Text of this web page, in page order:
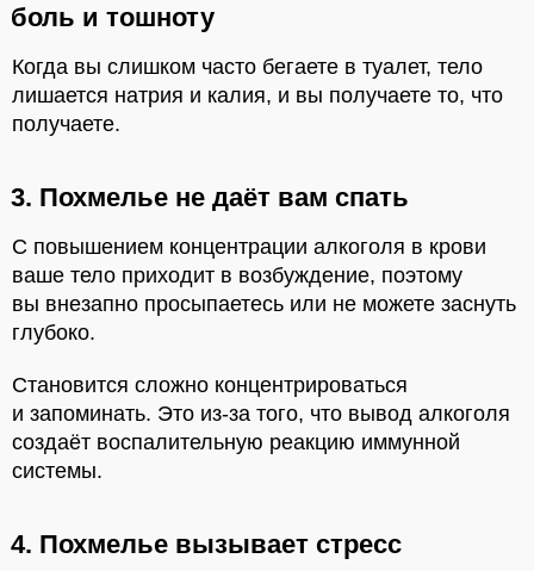
боль и тошноту
Когда вы слишком часто бегаете в туалет, тело
лишается натрия и калия, и вы получаете то, что
получаете.
3. Похмелье не даёт вам спать
С повышением концентрации алкоголя в крови
ваше тело приходит в возбуждение, поэтому
вы внезапно просыпаетесь или не можете заснуть
глубоко.
Становится сложно концентрироваться
и запоминать. Это из-за того, что вывод алкоголя
создаёт воспалительную реакцию иммунной
системы.
4. Похмелье вызывает стресс